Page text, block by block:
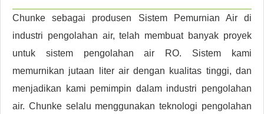
Chunke sebagai produsen Sistem Pemurnian Air di
industri pengolahan air, telah membuat banyak proyek
untuk sistem pengolahan air RO. Sistem kami
memurnikan jutaan liter air dengan kualitas tinggi, dan
menjadikan kami pemimpin dalam industri pengolahan
air. Chunke selalu menggunakan teknologi pengolahan